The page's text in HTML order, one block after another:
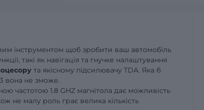
інструментом щоб зробити ваш автомобіль
такі як навігація та гнучке налаштування
та якісному підсилювачу TDA. Яка б
вона не зможе.
частотою 1.8 GHZ магнітола дає можливість
не малу роль грає велика кількість